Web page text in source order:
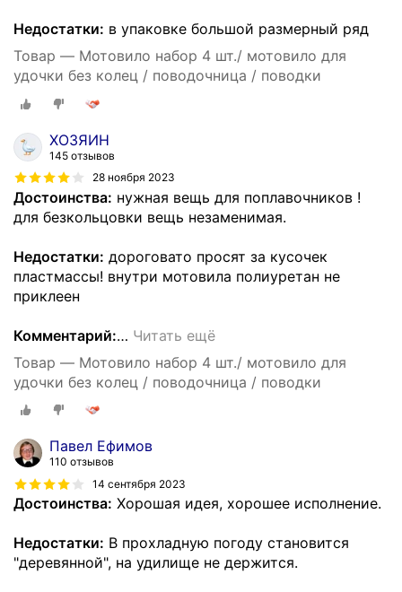
Недостатки: в упаковке большой размерный ряд
Товар — Мотовило набор 4 шт./ мотовило для
удочки без колец / поводочница / поводки
ХОЗЯИН
145 отзывов
28 ноября 2023
Достоинства: нужная вещь для поплавочников !
для безкольцовки вещь незаменимая.
Недостатки: дороговато просят за кусочек
пластмассы! внутри мотовила полиуретан не
приклеен
Комментарий:… Читать ещё
Товар — Мотовило набор 4 шт./ мотовило для
удочки без колец / поводочница / поводки
Павел Ефимов
110 отзывов
14 сентября 2023
Достоинства: Хорошая идея, хорошее исполнение.
Недостатки: В прохладную погоду становится
"деревянной", на удилище не держится.